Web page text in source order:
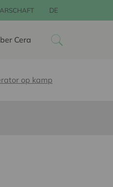
DE
Cera
op kamp